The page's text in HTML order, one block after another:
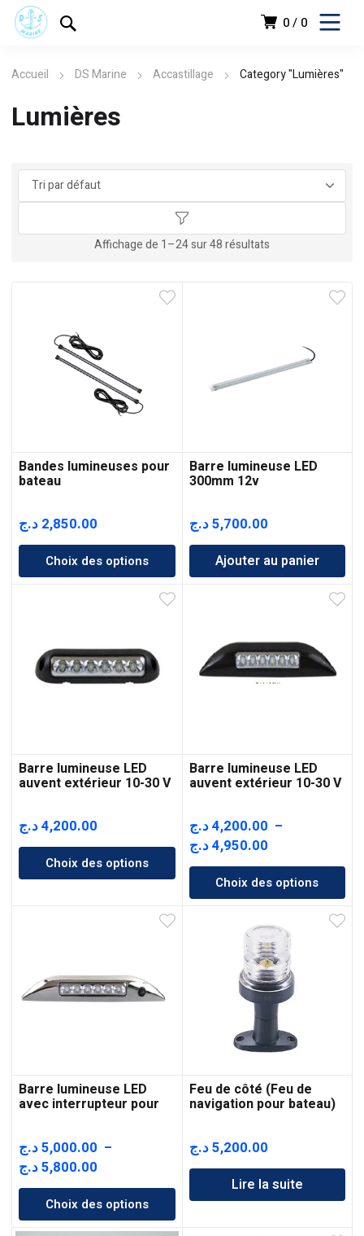
0 0
Accueil DS Marine Accastillage Category "Lumières"
Lumières
Affichage de 1–24 sur 48 résultats
Bandes lumineuses pour
bateau
2,850.00 د.ج
Choix des options
Barre lumineuse LED
300mm 12v
5,700.00د.ج
Ajouter au panier
Barre lumineuse LED
auvent extérieur 10-30 V
4,200.00د.ج
Choix des options
Barre lumineuse LED
auvent extérieur 10-30 V
4,200.00د.ج
–
4,950.00د.ج
Plage
de
prix :
4,200.00 د.ج
à
Choix des options
Barre lumineuse LED
avec interrupteur pour
5,000.00د.ج
–
5,800.00د.ج
de
prix :
5,000.00 د.ج
Choix des options
Feu de côté (Feu de
navigation pour bateau)
5,200.00د.ج
Lire la suite